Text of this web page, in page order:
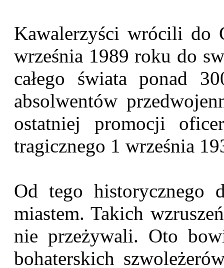
Kawalerzyści wrócili do
września 1989 roku do
całego świata ponad
absolwentów
ostatniej promocji
tragicznego 1 września
Od tego historycznego
miastem. Takich
nie przeżywali. Oto
bohaterskich